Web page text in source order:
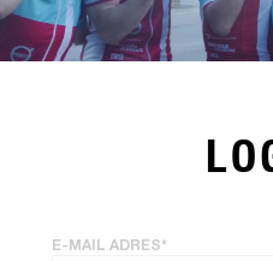
E-MAIL ADRES*